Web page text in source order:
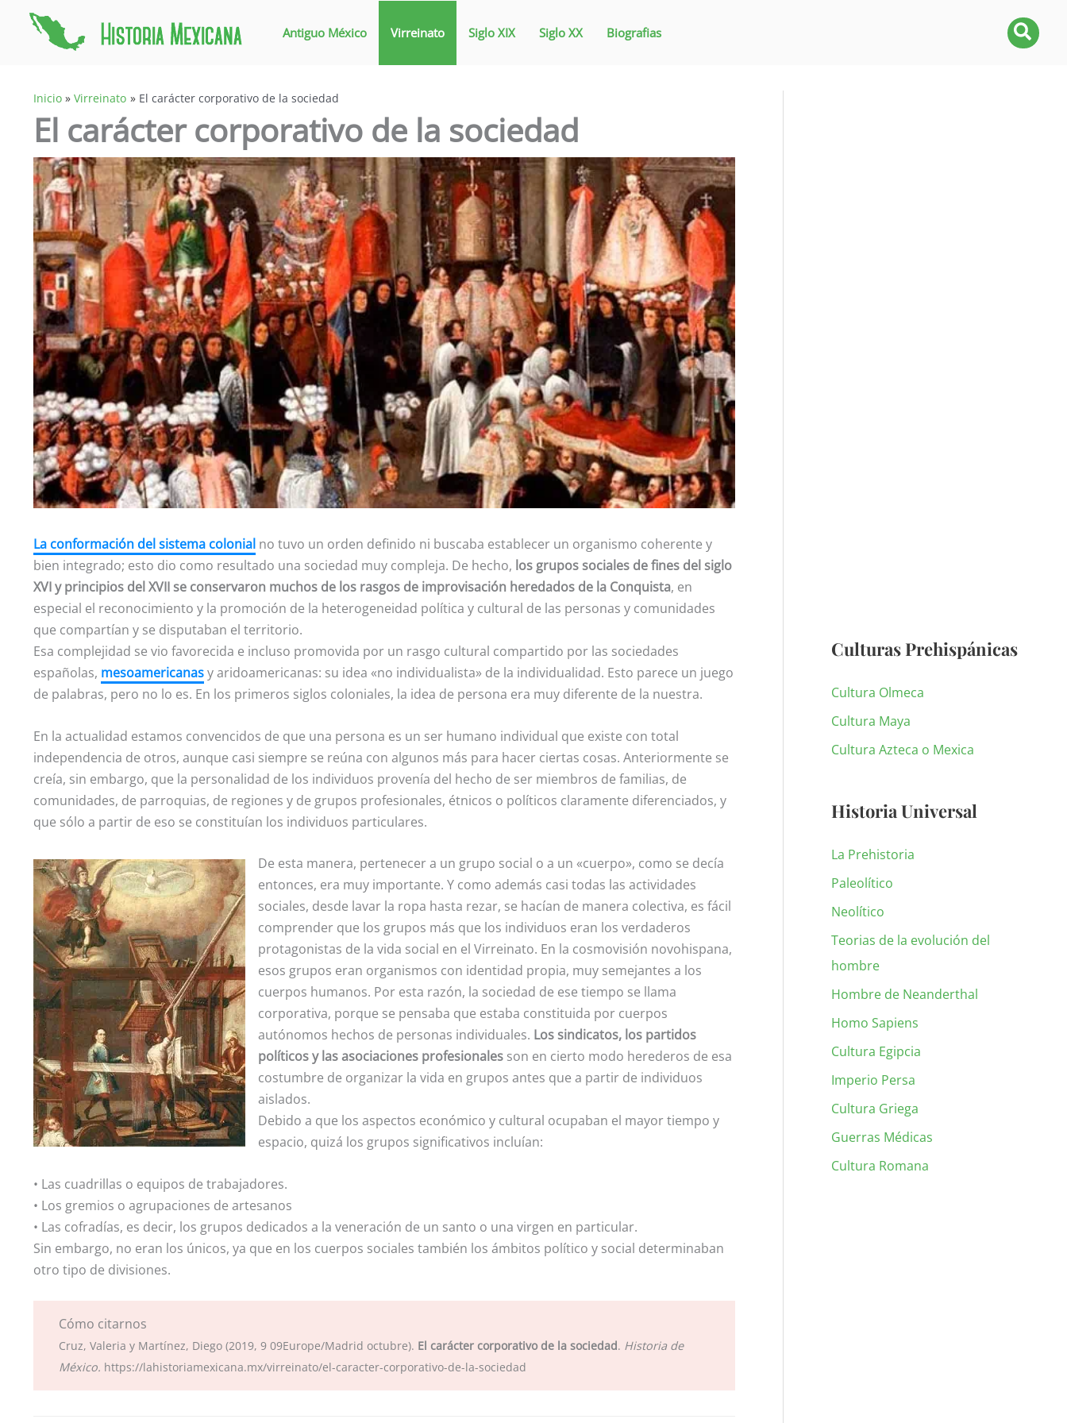
contenido
Antiguo México Virreinato Siglo XIX Siglo XX Biografias
Inicio Virreinato El carácter corporativo de la sociedad
El carácter corporativo de la sociedad
La conformación del sistema colonial no tuvo un orden definido ni buscaba establecer un organismo coherente y
bien integrado; esto dio como resultado una sociedad muy compleja. De hecho, los grupos sociales de fines del siglo
XVI y principios del XVII se conservaron muchos de los rasgos de improvisación heredados de la Conquista, en
especial el reconocimiento y la promoción de la heterogeneidad política y cultural de las personas y comunidades
que compartían y se disputaban el territorio.
Esa complejidad se vio favorecida e incluso promovida por un rasgo cultural compartido por las sociedades
españolas, mesoamericanasy aridoamericanas: su idea «no individualista» de la individualidad. Esto parece un juego
de palabras, pero no lo es. En los primeros siglos coloniales, la idea de persona era muy diferente de la nuestra.
En la actualidad estamos convencidos de que una persona es un ser humano individual que existe con total
independencia de otros, aunque casi siempre se reúna con algunos más para hacer ciertas cosas. Anteriormente se
creía, sin embargo, que la personalidad de los individuos provenía del hecho de ser miembros de familias, de
comunidades, de parroquias, de regiones y de grupos profesionales, étnicos o políticos claramente diferenciados, y
que sólo a partir de eso se constituían los individuos particulares.
De esta manera, pertenecer a un grupo social o a un «cuerpo», como se decía
entonces, era muy importante. Y como además casi todas las actividades
sociales, desde lavar la ropa hasta rezar, se hacían de manera colectiva, es fácil
comprender que los grupos más que los individuos eran los verdaderos
protagonistas de la vida social en el Virreinato. En la cosmovisión novohispana,
esos grupos eran organismos con identidad propia, muy semejantes a los
cuerpos humanos. Por esta razón, la sociedad de ese tiempo se llama
corporativa, porque se pensaba que estaba constituida por cuerpos
autónomos hechos de personas individuales. Los sindicatos, los partidos
políticos y las asociaciones profesionales son en cierto modo herederos de esa
costumbre de organizar la vida en grupos antes que a partir de individuos
aislados.
Debido a que los aspectos económico y cultural ocupaban el mayor tiempo y
espacio, quizá los grupos significativos incluían:
• Las cuadrillas o equipos de trabajadores.
• Los gremios o agrupaciones de artesanos
• Las cofradías, es decir, los grupos dedicados a la veneración de un santo o una virgen en particular.
Sin embargo, no eran los únicos, ya que en los cuerpos sociales también los ámbitos político y social determinaban
otro tipo de divisiones.
Cómo citarnos
Cruz, Valeria y Martínez, Diego (2019, 9 09Europe/Madrid octubre). El carácter corporativo de la sociedad. Historia de
México. https://lahistoriamexicana.mx/virreinato/el-caracter-corporativo-de-la-sociedad
Culturas Prehispánicas
Cultura Olmeca
Cultura Maya
Cultura Azteca o Mexica
Historia Universal
La Prehistoria
Paleolítico
Neolítico
Teorias de la evolución del
hombre
Hombre de Neanderthal
Homo Sapiens
Cultura Egipcia
Imperio Persa
Cultura Griega
Guerras Médicas
Cultura Romana